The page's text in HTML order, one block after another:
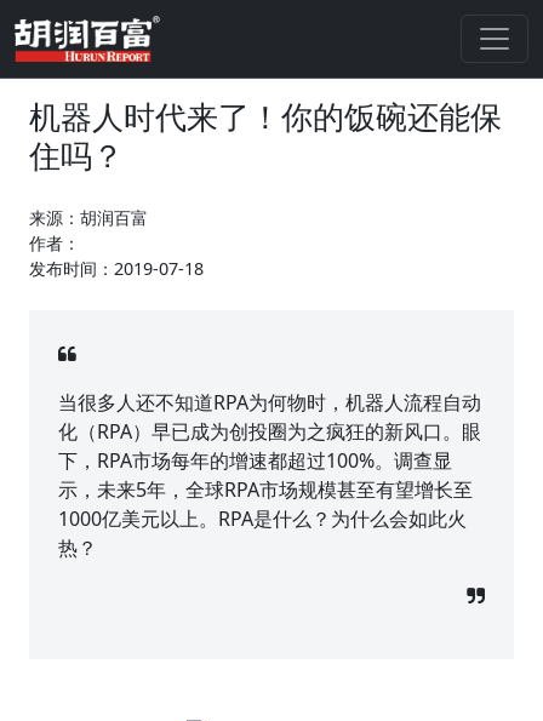
机器人时代来了！你的饭碗还能保
住吗？
来源：胡润百富
作者：
发布时间：2019-07-18
当很多人还不知道RPA为何物时，机器人流程自动
化（RPA）早已成为创投圈为之疯狂的新风口。眼
下，RPA市场每年的增速都超过100%。调查显
示，未来5年，全球RPA市场规模甚至有望增长至
1000亿美元以上。RPA是什么？为什么会如此火
热？